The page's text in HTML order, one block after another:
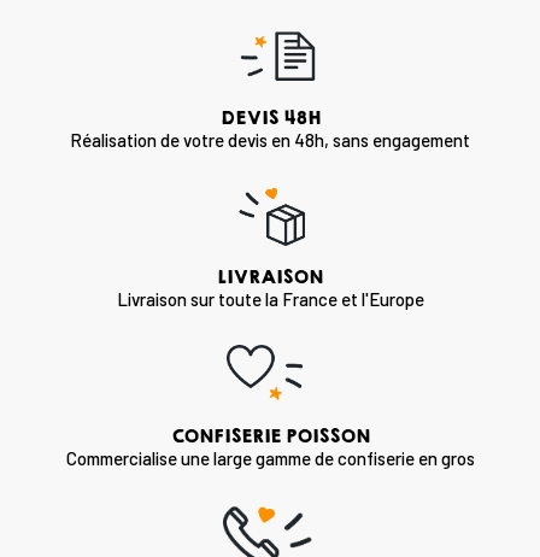
DEVIS 48H
Réalisation de votre devis en 48h, sans engagement
LIVRAISON
Livraison sur toute la France et l'Europe
CONFISERIE POISSON
Commercialise une large gamme de confiserie en gros